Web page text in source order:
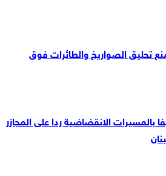
تحليق الصواريخ والطائرات فوق
بالمسيرات الانقضاضية ردا على المجازر